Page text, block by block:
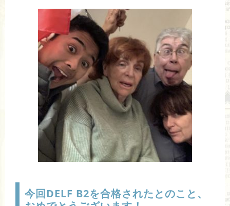
今回DELF B2を合格されたとのこと、